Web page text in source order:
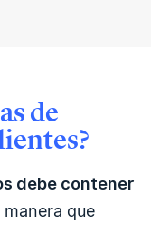
de
debe contener
manera que